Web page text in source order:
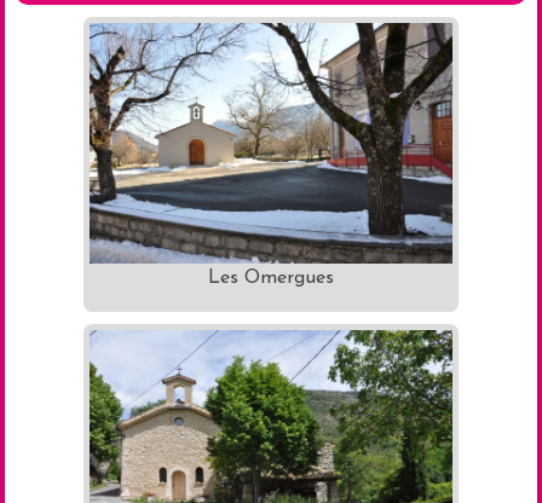
Les Omergues